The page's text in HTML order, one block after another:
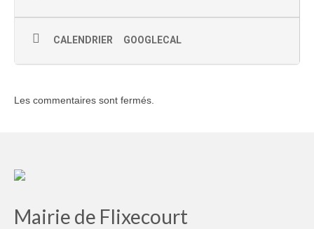
CALENDRIER GOOGLECAL
Les commentaires sont fermés.
Mairie de Flixecourt